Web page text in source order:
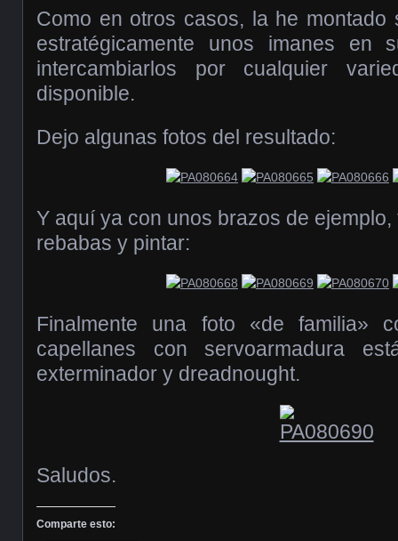
Como en otros casos, la he montado
estratégicamente unos imanes en
intercambiarlos por cualquier
disponible.
Dejo algunas fotos del resultado:
Y aquí ya con unos brazos de
rebabas y pintar:
Finalmente una foto «de familia»
capellanes con servoarmadura
exterminador y dreadnought.
Saludos.
Comparte esto: